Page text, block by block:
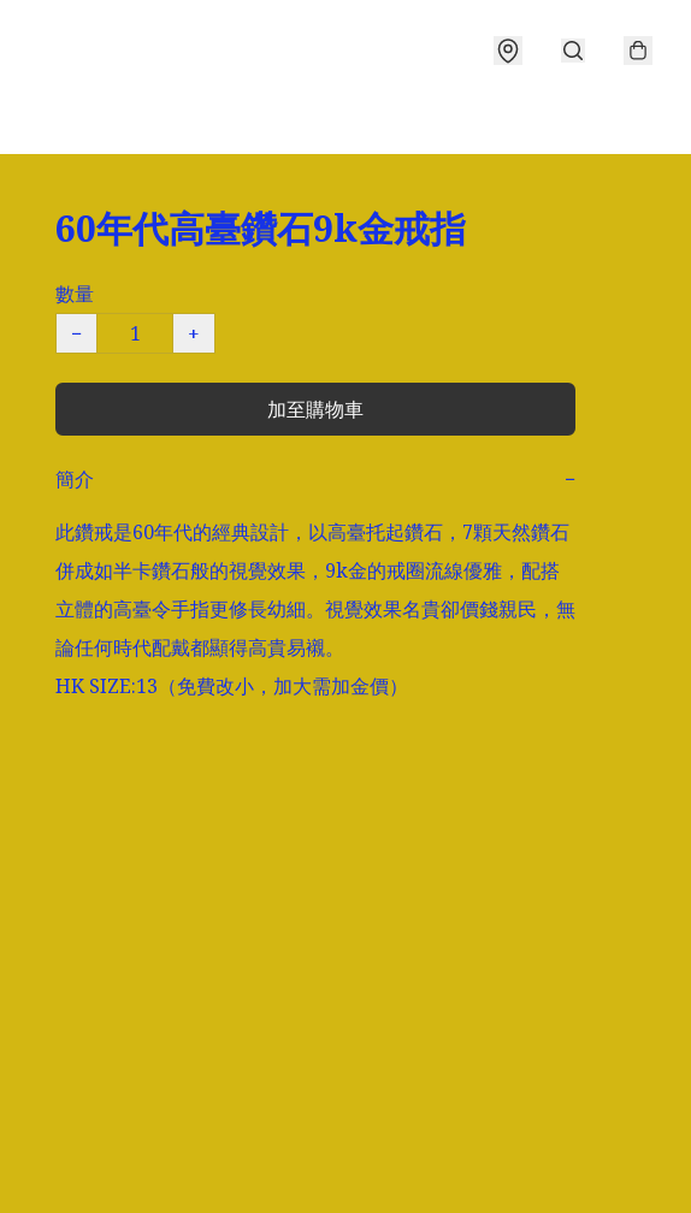
60年代高臺鑽石9k金戒指
數量
−
+
加至購物車
簡介
−
此鑽戒是60年代的經典設計，以高臺托起鑽石，7顆天然鑽石
併成如半卡鑽石般的視覺效果，9k金的戒圈流線優雅，配搭
立體的高臺令手指更修長幼細。視覺效果名貴卻價錢親民，無
論任何時代配戴都顯得高貴易襯。
HK SIZE:13（免費改小，加大需加金價）